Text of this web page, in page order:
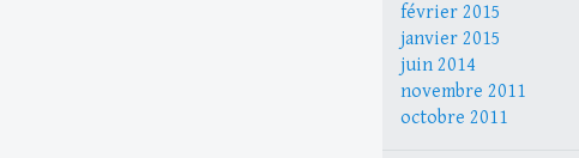
février 2015
janvier 2015
juin 2014
novembre 2011
octobre 2011